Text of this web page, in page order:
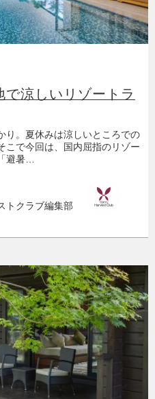
涼しいリゾートラ
り。夏休みは涼しいところでの
こで今回は、国内屈指のリゾー
避暑…
トクラブ編集部